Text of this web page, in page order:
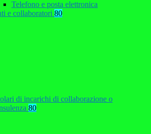
Telefono e posta elettronica
e collaboratori 80
di incarichi di collaborazione o
80